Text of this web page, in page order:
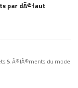
par dÃ©faut
& Ã©lÃ©ments du mode